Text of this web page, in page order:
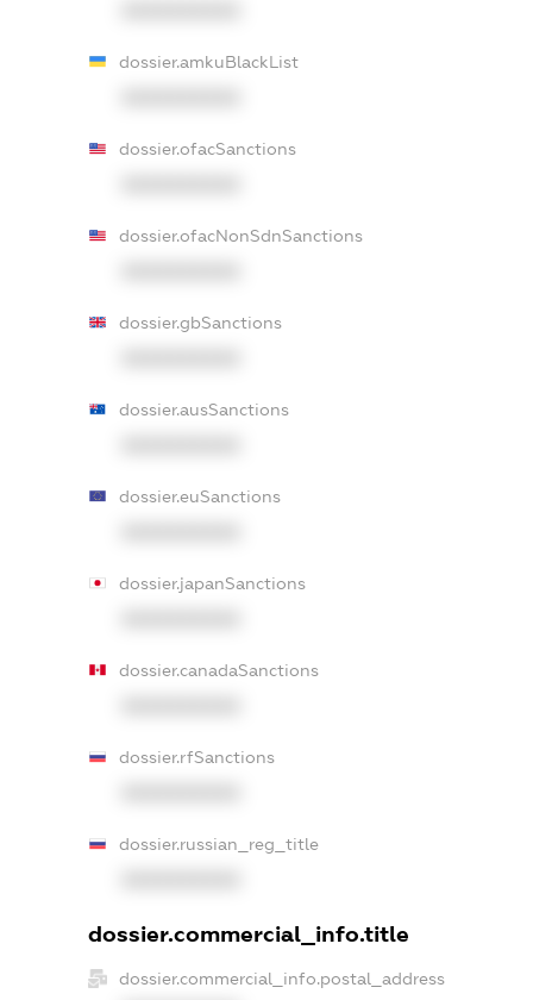
dossier.amkuBlackList
dossier.ofacSanctions
dossier.ofacNonSdnSanctions
dossier.gbSanctions
dossier.ausSanctions
dossier.euSanctions
dossier.japanSanctions
dossier.canadaSanctions
dossier.rfSanctions
dossier.russian_reg_title
dossier.commercial_info.title
dossier.commercial_info.postal_address